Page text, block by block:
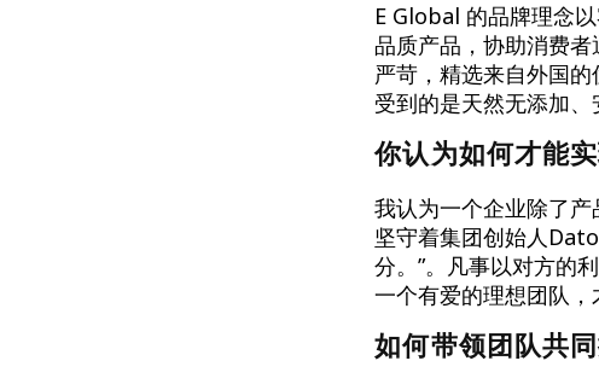
E Global 的品牌理念
品质产品，协助消费
严苛，精选来自外国
受到的是天然无添加、
你认为如何才能
我认为一个企业除了
坚守着集团创始人
分。”。凡事以对方的
一个有爱的理想团队，
如何带领团队共